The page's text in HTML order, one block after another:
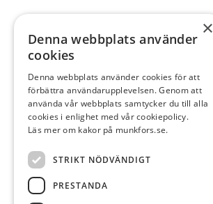
×
Denna webbplats använder
cookies
Denna webbplats använder cookies för att
förbättra användarupplevelsen. Genom att
använda vår webbplats samtycker du till alla
cookies i enlighet med vår cookiepolicy.
Läs mer om kakor på munkfors.se.
STRIKT NÖDVÄNDIGT
PRESTANDA